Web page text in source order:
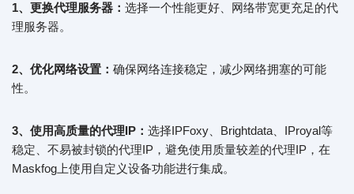
1、更换代理服务器： 选择一个性能更好、网络带宽更充足的代
理服务器。
2、优化网络设置： 确保网络连接稳定，减少网络拥塞的可能
性。
3、使用高质量的代理IP： 选择IPFoxy、Brightdata、IProyal等
稳定、不易被封锁的代理IP，避免使用质量较差的代理IP，在
Maskfog上使用自定义设备功能进行集成。